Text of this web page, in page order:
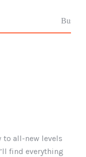
to all-new levels
find everything